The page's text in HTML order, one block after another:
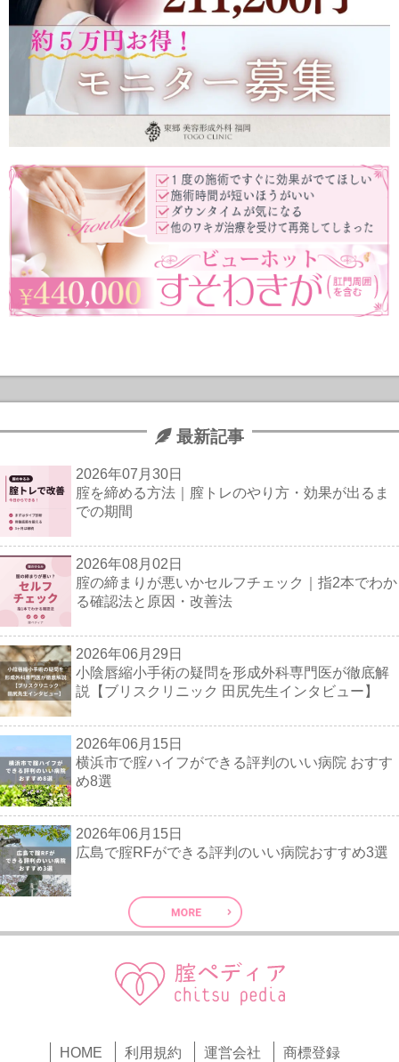
最新記事
2026年07月30日
腟を締める方法｜膣トレのやり方・効果が出るま
での期間
2026年08月02日
腟の締まりが悪いかセルフチェック｜指2本でわか
る確認法と原因・改善法
2026年06月29日
小陰唇縮小手術の疑問を形成外科専門医が徹底解
説【ブリスクリニック 田尻先生インタビュー】
2026年06月15日
横浜市で腟ハイフができる評判のいい病院 おすす
め8選
2026年06月15日
広島で腟RFができる評判のいい病院おすすめ3選
HOME 利用規約 運営会社 商標登録